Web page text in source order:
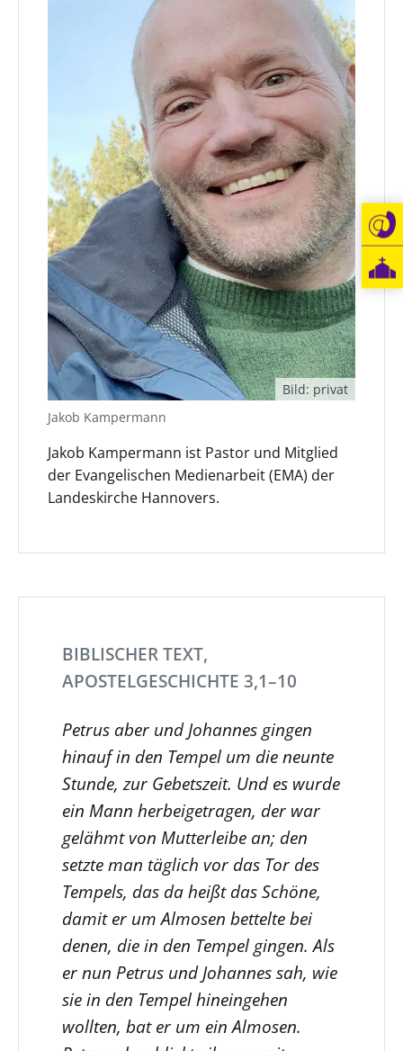
Bild: privat
Jakob Kampermann
Jakob Kampermann ist Pastor und Mitglied
der Evangelischen Medienarbeit (EMA) der
Landeskirche Hannovers.
BIBLISCHER TEXT,
APOSTELGESCHICHTE 3,1–10
Petrus aber und Johannes gingen
hinauf in den Tempel um die neunte
Stunde, zur Gebetszeit. Und es wurde
ein Mann herbeigetragen, der war
gelähmt von Mutterleibe an; den
setzte man täglich vor das Tor des
Tempels, das da heißt das Schöne,
damit er um Almosen bettelte bei
denen, die in den Tempel gingen. Als
er nun Petrus und Johannes sah, wie
sie in den Tempel hineingehen
wollten, bat er um ein Almosen.